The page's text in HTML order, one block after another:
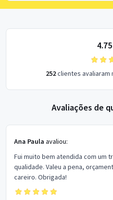
4.75
252clientes
Avaliações de
Ana Paula avaliou:
Fui muito bem atendida com um
qualidade. Valeu a pena,
careiro. Obrigada!